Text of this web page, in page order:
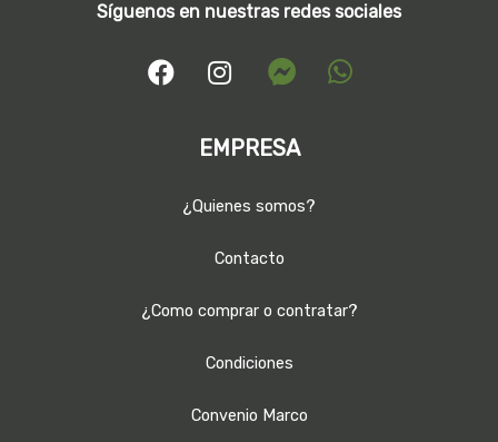
Síguenos en nuestras redes sociales
EMPRESA
¿Quienes somos?
Contacto
¿Como comprar o contratar?
Condiciones
Convenio Marco